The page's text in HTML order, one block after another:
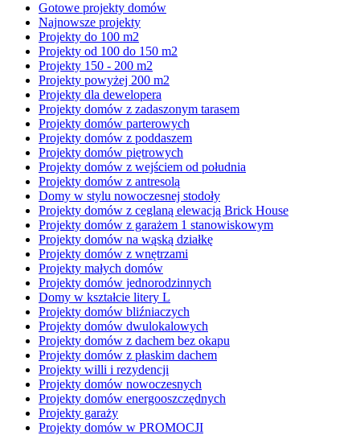
Gotowe projekty domów
Najnowsze projekty
Projekty do 100 m2
Projekty od 100 do 150 m2
Projekty 150 - 200 m2
Projekty powyżej 200 m2
Projekty dla dewelopera
Projekty domów z zadaszonym tarasem
Projekty domów parterowych
Projekty domów z poddaszem
Projekty domów piętrowych
Projekty domów z wejściem od południa
Projekty domów z antresolą
Domy w stylu nowoczesnej stodoły
Projekty domów z ceglaną elewacją Brick House
Projekty domów z garażem 1 stanowiskowym
Projekty domów na wąską działkę
Projekty domów z wnętrzami
Projekty małych domów
Projekty domów jednorodzinnych
Domy w kształcie litery L
Projekty domów bliźniaczych
Projekty domów dwulokalowych
Projekty domów z dachem bez okapu
Projekty domów z płaskim dachem
Projekty willi i rezydencji
Projekty domów nowoczesnych
Projekty domów energooszczędnych
Projekty garaży
Projekty domów w PROMOCJI